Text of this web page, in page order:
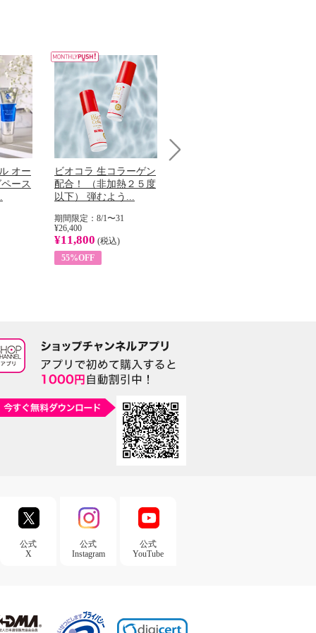
オー
ース
ビオコラ 生コラーゲン
配合！ （非加熱２５度
以下） 弾むよう...
期間限定：8/1〜31
¥26,400
¥11,800 (税込)
55%OFF
公式
X
公式
Instagram
公式
YouTube